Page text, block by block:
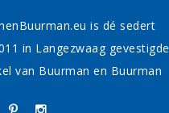
is dé sedert
in Langezwaag gevestigde
van Buurman en Buurman